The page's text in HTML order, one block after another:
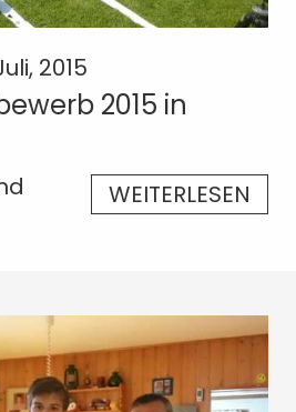
2015
2015 in
WEITERLESEN